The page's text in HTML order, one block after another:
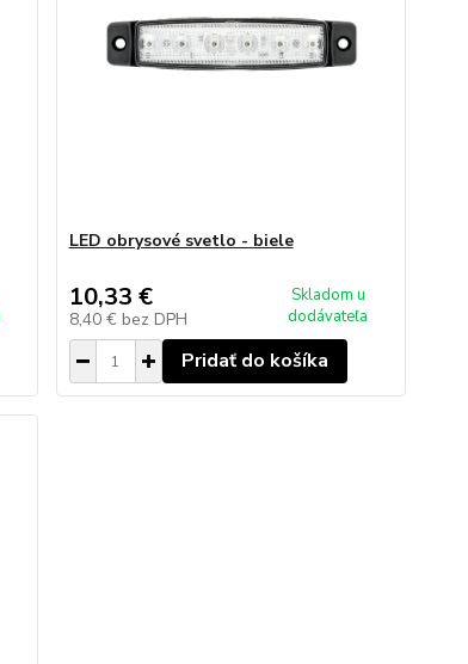
LED obrysové svetlo - biele
10,33 €
8,40 € bez DPH
Skladom u
dodávateľa
Pridať do košíka